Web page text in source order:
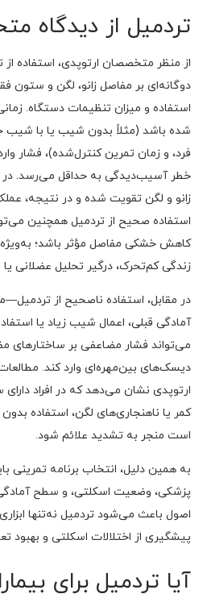
تردمیل از دیدگاه
از منظر متخصصان ارتوپدی، استفاده از
دوگانه‌ای بر مفاصل زانو، لگن و ستون
استفاده و میزان تنظیمات دستگاه.
شده باشد (مثلاً بدون شیب یا با شیب
فرد، و زمان تمرین کنترل‌شده)، فشار
خطر آسیب‌دیدگی به حداقل می‌رسد. در
زانو و لگن تقویت شده و در نتیجه،
استفاده صحیح از تردمیل همچنین
کاهش خشکی مفاصل مؤثر باشد؛
زندگی کم‌تحرک، درگیر تحلیل عضلانی
در مقابل، استفاده ناصحیح از
آمادگی قبلی، اعمال شیب زیاد یا
می‌تواند فشار مضاعفی بر ساختارهای
دیسک‌های بین‌مهره‌ای وارد کند.
ارتوپدی نشان می‌دهد که در افراد دارای
کمر یا ناهنجاری‌های لگن، استفاده
است منجر به تشدید علائم شود.
به همین دلیل، انتخاب برنامه تمرینی
پزشکی، وضعیت اسکلتی، و سطح آمادگی
اصول باعث می‌شود تردمیل نه‌تنها
پیشگیری از اختلالات اسکلتی و بهبود
آیا تردمیل برای